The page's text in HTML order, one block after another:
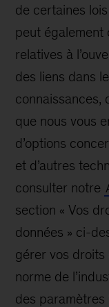
de certaines
peut également
relatives à
des liens dans
connaissances,
que nous vous
d’options
et d’autres
consulter notre
section « Vos
données » ci-
gérer vos droits
norme de
des paramètres